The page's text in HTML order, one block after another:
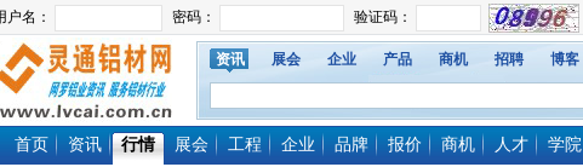
资讯 展会 企业 产品 商机 招聘 博客
首页 资讯 行情 展会 工程 企业 品牌 报价 商机 人才 学院